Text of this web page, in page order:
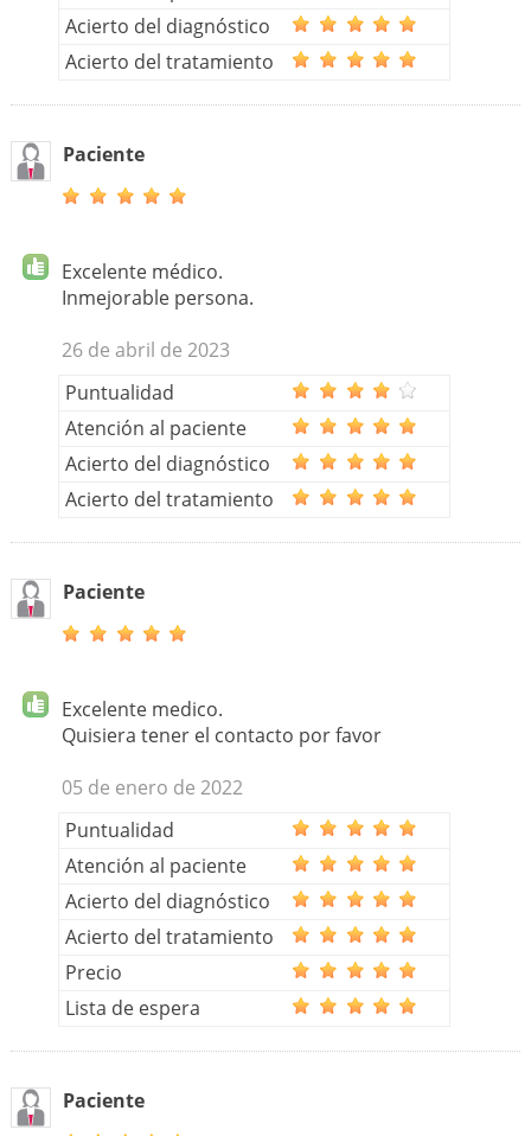
Acierto del diagnóstico
Acierto del tratamiento
Paciente
Excelente médico.
Inmejorable persona.
26 de abril de 2023
Puntualidad
Atención al paciente
Acierto del diagnóstico
Acierto del tratamiento
Paciente
Excelente medico.
Quisiera tener el contacto por favor
05 de enero de 2022
Puntualidad
Atención al paciente
Acierto del diagnóstico
Acierto del tratamiento
Precio
Lista de espera
Paciente